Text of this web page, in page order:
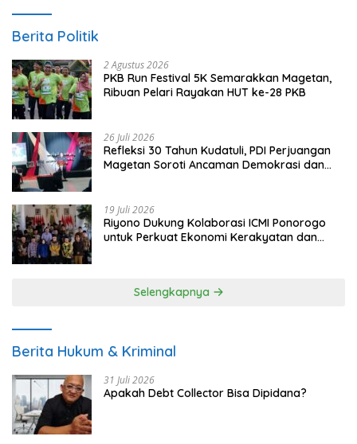
Berita Politik
2 Agustus 2026
PKB Run Festival 5K Semarakkan Magetan,
Ribuan Pelari Rayakan HUT ke-28 PKB
26 Juli 2026
Refleksi 30 Tahun Kudatuli, PDI Perjuangan
Magetan Soroti Ancaman Demokrasi dan
19 Juli 2026
Riyono Dukung Kolaborasi ICMI Ponorogo
untuk Perkuat Ekonomi Kerakyatan dan
Selengkapnya
Berita Hukum & Kriminal
31 Juli 2026
Apakah Debt Collector Bisa Dipidana?